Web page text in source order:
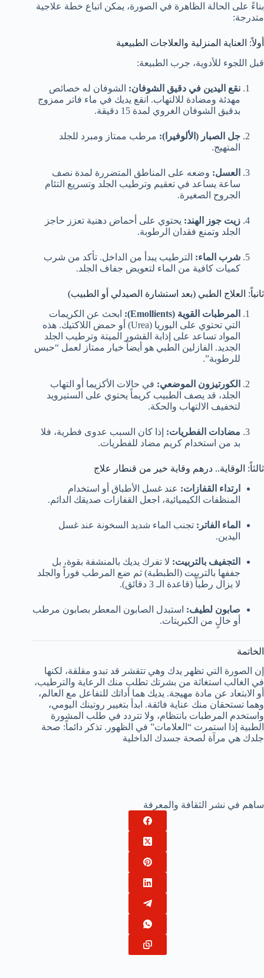
بناءً على الحالة الظاهرة في الصورة، يمكن اتباع خطة علاجية
متدرجة:
أولاً: العناية المنزلية والعلاجات الطبيعية
قبل اللجوء للأدوية، جرب الطبيعة:
نقع اليدين في دقيق الشوفان: الشوفان له خصائص
مهدئة ومضادة للالتهاب. انقع يديك في ماء فاتر ممزوج
بدقيق الشوفان الغروي لمدة 15 دقيقة.
جل الصبار (الألوفيرا): مرطب ممتاز ومبرد للجلد
المتهيج.
العسل: وضعه على المناطق المتضررة لمدة نصف
ساعة يساعد في تعقيم وترطيب الجلد وتسريع التئام
الجروح الصغيرة.
زيت جوز الهند: يحتوي على أحماض دهنية تعزز حاجز
الجلد وتمنع فقدان الرطوبة.
شرب الماء: الترطيب يبدأ من الداخل. تأكد من شرب
كميات كافية من الماء لتعويض جفاف الجلد.
ثانياً: العلاج الطبي (بعد استشارة الصيدلي أو الطبيب)
المرطبات القوية (Emollients):
ابحث عن الكريمات
التي تحتوي على اليوريا (Urea) أو حمض اللاكتيك. هذه
المواد تساعد على إذابة القشور الميتة وترطيب الجلد
الجديد. الفازلين الطبي هو أيضاً خيار ممتاز لعمل “حبس
للرطوبة”.
الكورتيزون الموضعي: في حالات الأكزيما أو التهاب
الجلد، قد يصف الطبيب كريماً يحتوي على الستيرويد
لتخفيف الالتهاب والحكة.
مضادات الفطريات: إذا كان السبب عدوى فطرية، فلا
بد من استخدام كريم مضاد للفطريات.
ثالثاً: الوقاية.. درهم وقاية خير من قنطار علاج
ارتداء القفازات: عند غسل الأطباق أو استخدام
المنظفات الكيميائية، اجعل القفازات صديقك الدائم.
الماء الفاتر: تجنب الماء شديد السخونة عند غسل
اليدين.
التجفيف بالتربيت: لا تفرك يديك بالمنشفة بقوة، بل
جففها بالتربيت (الطبطبة) ثم ضع المرطب فوراً والجلد
لا يزال رطباً (قاعدة الـ 3 دقائق).
صابون لطيف: استبدل الصابون المعطر بصابون مرطب
أو خالٍ من الكبريتات.
الخاتمة
إن الصورة التي تظهر يدك وهي تتقشر قد تبدو مقلقة، لكنها
في الغالب استغاثة من بشرتك تطلب منك الرعاية والترطيب،
أو الابتعاد عن مادة مهيجة. يديك هما أداتك للتفاعل مع العالم،
وهما تستحقان منك عناية فائقة. ابدأ بتغيير روتينك اليومي،
واستخدم المرطبات بانتظام، ولا تتردد في طلب المشورة
الطبية إذا استمرت “العلامات” في الظهور. تذكر دائماً: صحة
جلدك هي مرآة لصحة جسدك الداخلية
ساهم في نشر الثقافة والمعرفة